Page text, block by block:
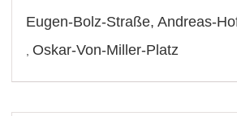
Eugen-Bolz-Straße,Andreas-
Oskar-Von-Miller-Platz